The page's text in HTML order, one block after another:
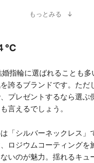
もっとみる
℃
指輪に選ばれることも多
誇るブランドです。ただ
プレゼントするなら選ぶ
言えるでしょう。
「シルバーネックレス」
ロジウムコーティングを
いのが魅力。揺れるキュ